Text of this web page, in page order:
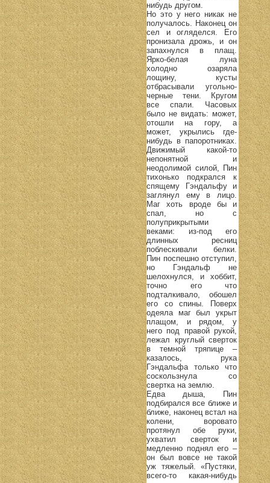
нибудь другом.
Но это у него никак не
получалось. Наконец он
сел и огляделся. Его
пронизала дрожь, и он
запахнулся в плащ.
Ярко-белая луна
холодно озаряла
лощину, кусты
отбрасывали угольно-
черные тени. Кругом
все спали. Часовых
было не видать: может,
отошли на гору, а
может, укрылись где-
нибудь в папоротниках.
Движимый какой-то
непонятной и
неодолимой силой, Пин
тихонько подкрался к
спящему Гэндальфу и
заглянул ему в лицо.
Маг хоть вроде бы и
спал, но с
полуприкрытыми
веками: из-под его
длинных ресниц
поблескивали белки.
Пин поспешно отступил,
но Гэндальф не
шелохнулся, и хоббит,
точно его что
подталкивало, обошел
его со спины. Поверх
одеяла маг был укрыт
плащом, и рядом, у
него под правой рукой,
лежал круглый сверток
в темной тряпице –
казалось, рука
Гэндальфа только что
соскользнула со
свертка на землю.
Едва дыша, Пин
подбирался все ближе и
ближе, наконец встал на
колени, воровато
протянул обе руки,
ухватил сверток и
медленно поднял его –
он был вовсе не такой
уж тяжелый. «Пустяки,
всего-то какая-нибудь